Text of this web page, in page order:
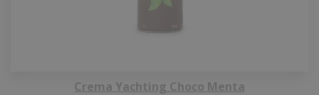
Crema Yachting Choco Menta